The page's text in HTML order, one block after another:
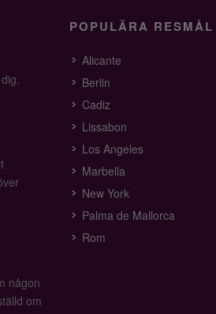
någon
om
POPULÄRA RESMÅL
Alicante
Berlin
Cadiz
Lissabon
Los Angeles
Marbella
New York
Palma de Mallorca
Rom